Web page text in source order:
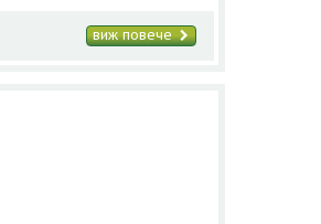
виж повече